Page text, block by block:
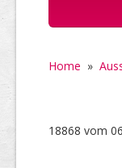
Home »
18868 vom